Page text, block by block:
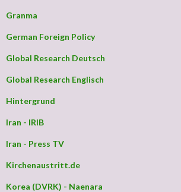
Granma
German Foreign Policy
Global Research Deutsch
Global Research Englisch
Hintergrund
Iran - IRIB
Iran - Press TV
Kirchenaustritt.de
Korea (DVRK) - Naenara